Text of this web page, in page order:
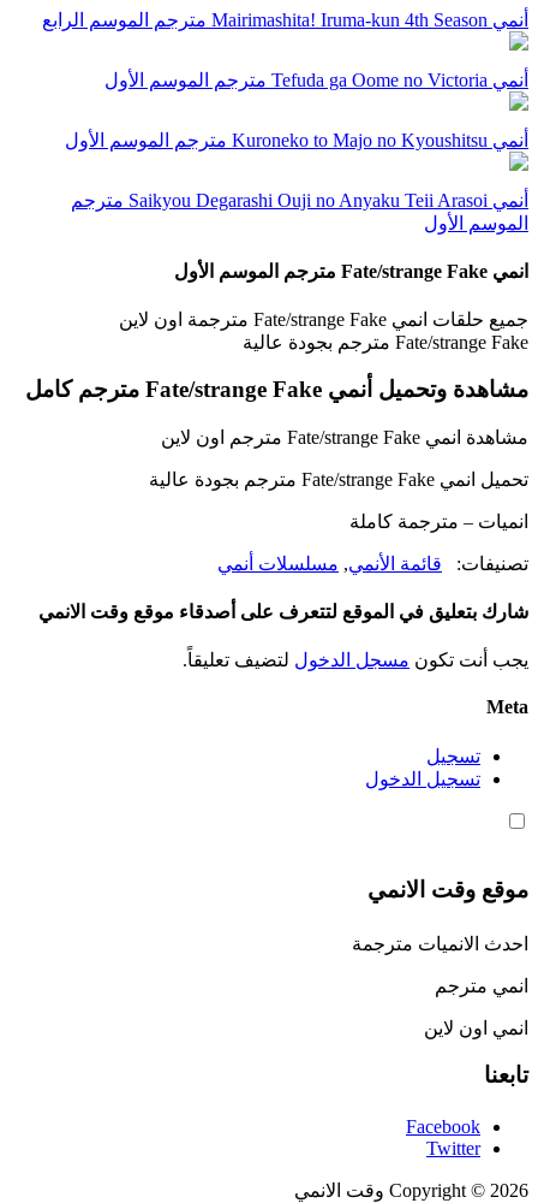
أنمي Mairimashita! Iruma-kun 4th Season مترجم الموسم الرابع
أنمي Tefuda ga Oome no Victoria مترجم الموسم الأول
أنمي Kuroneko to Majo no Kyoushitsu مترجم الموسم الأول
أنمي Saikyou Degarashi Ouji no Anyaku Teii Arasoi مترجم
الموسم الأول
انمي Fate/strange Fake مترجم الموسم الأول
جميع حلقات انمي Fate/strange Fake مترجمة اون لاين
Fate/strange Fake مترجم بجودة عالية
مشاهدة وتحميل أنمي Fate/strange Fake مترجم كامل
مشاهدة انمي Fate/strange Fake مترجم اون لاين
تحميل انمي Fate/strange Fake مترجم بجودة عالية
انميات – مترجمة كاملة
تصنيفات: قائمة الأنمي, مسلسلات أنمي
شارك بتعليق في الموقع لتتعرف على أصدقاء موقع وقت الانمي
يجب أنت تكون مسجل الدخول لتضيف تعليقاً.
Meta
تسجيل
تسجيل الدخول
موقع وقت الانمي
احدث الانميات مترجمة
انمي مترجم
انمي اون لاين
تابعنا
Facebook
Twitter
Copyright © 2026 وقت الانمي